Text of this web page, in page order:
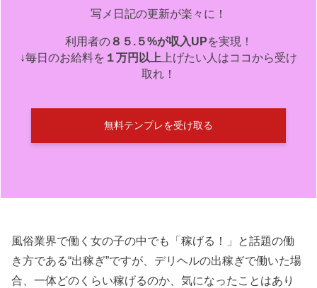
写メ日記の更新が楽々に！
利用者の８５.５%が収入UPを実現！
↓毎日のお給料を １万円以上 上げたい人はココから受け
取れ！
無料テンプレを受け取る
風俗業界で働く女の子の中でも「稼げる！」と話題の働
き方である“出稼ぎ”ですが、デリヘルの出稼ぎで働いた場
合、一体どのくらい稼げるのか、気になったことはあり